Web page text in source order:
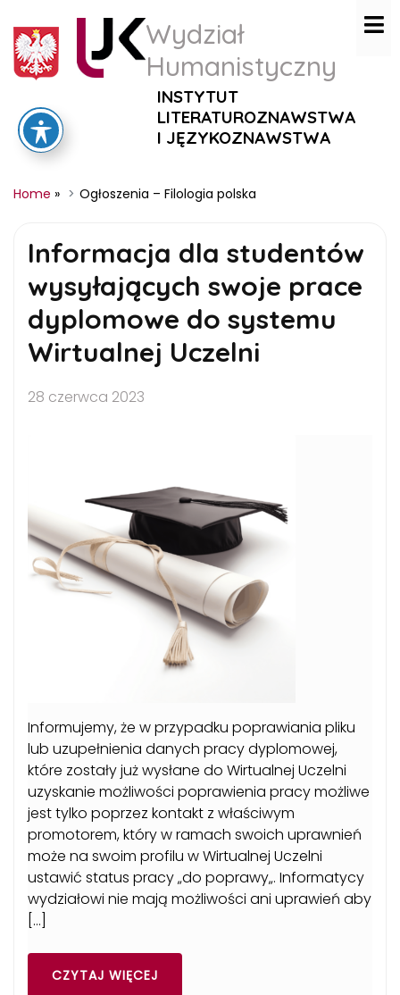
Wydział
Humanistyczny
INSTYTUT
LITERATUROZNAWSTWA
I JĘZYKOZNAWSTWA
Home » Ogłoszenia – Filologia polska
Informacja dla studentów
wysyłających swoje prace
dyplomowe do systemu
Wirtualnej Uczelni
28 czerwca 2023
Informujemy, że w przypadku poprawiania pliku
lub uzupełnienia danych pracy dyplomowej,
które zostały już wysłane do Wirtualnej Uczelni
uzyskanie możliwości poprawienia pracy możliwe
jest tylko poprzez kontakt z właściwym
promotorem, który w ramach swoich uprawnień
może na swoim profilu w Wirtualnej Uczelni
ustawić status pracy „do poprawy„. Informatycy
wydziałowi nie mają możliwości ani uprawień aby
[…]
CZYTAJ WIĘCEJ